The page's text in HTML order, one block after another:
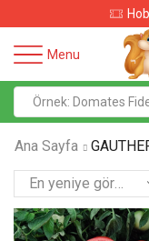
Menu
Ana Sayfa